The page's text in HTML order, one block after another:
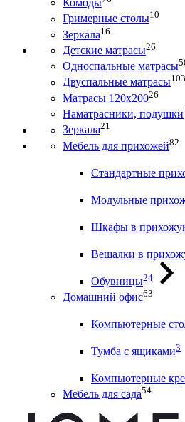
Комоды
Гримерные столы10
Зеркала16
Детские матрасы26
Односпальные матрасы
Двуспальные матрасы103
Матрасы 120х20026
Наматрасники, подушки
Зеркала21
Мебель для прихожей82
Стандартные
Модульные
Шкафы в
Вешалки в
Обувницы24
Домашний офис63
Компьютерные
Тумба с ящиками3
Компьютерные
Мебель для сада54